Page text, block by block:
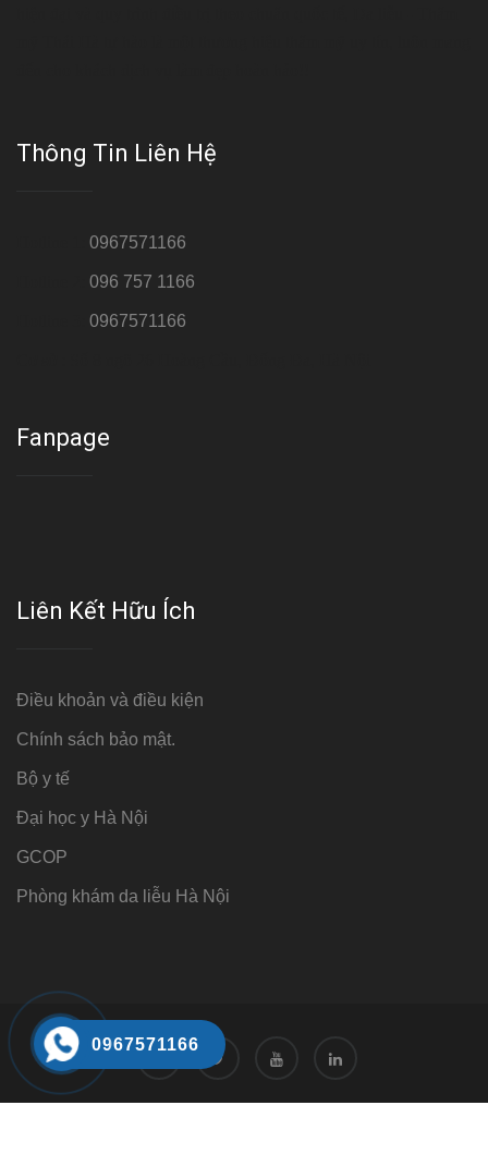
Thông Tin Liên Hệ
0967571166
096 757 1166
0967571166
Fanpage
Liên Kết Hữu Ích
Điều khoản và điều kiện
Chính sách bảo mật.
Bộ y tế
Đại học y Hà Nội
GCOP
Phòng khám da liễu Hà Nội
0967571166